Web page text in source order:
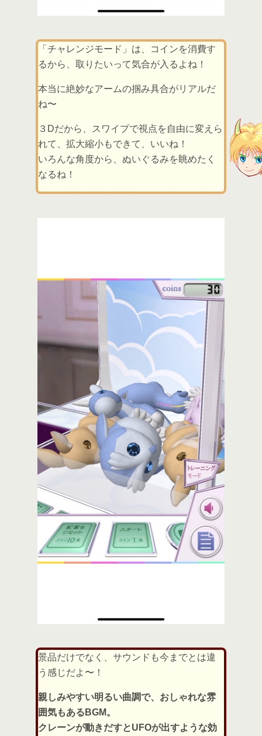
「チャレンジモード」は、コインを消費す
るから、取りたいって気合が入るよね！
本当に絶妙なアームの掴み具合がリアルだ
ね〜
３Dだから、スワイプで視点を自由に変えら
れて、拡大縮小もできて、いいね！
いろんな角度から、ぬいぐるみを眺めたく
なるね！
景品だけでなく、サウンドも今までとは違
う感じだよ〜！
親しみやすい明るい曲調で、おしゃれな雰
囲気もあるBGM。
クレーンが動きだすとUFOが出すような効